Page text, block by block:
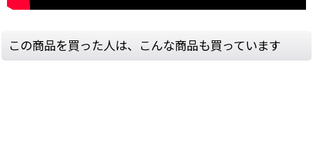
この商品を買った人は、こんな商品も買っています